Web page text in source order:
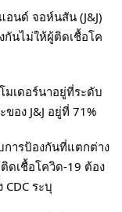
นด์ จอห์นสัน (J&J)
กันไม่ให้ผู้ติดเชื้อโค
มเดอร์นาอยู่ที่ระดับ
อง J&J อยู่ที่ 71%
ารป้องกันที่แตกต่าง
ดเชื้อโควิด-19 ต้อง
ระบุ